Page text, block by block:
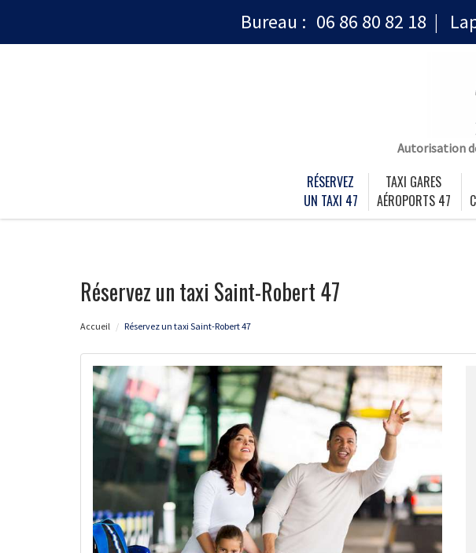
Bureau : 06 86 80 82 18
Autorisation
RÉSERVEZ
UN TAXI 47
TAXI GARES
AÉROPORTS 47
Réservez un taxi Saint-Robert 47
Accueil Réservez un taxi Saint-Robert 47